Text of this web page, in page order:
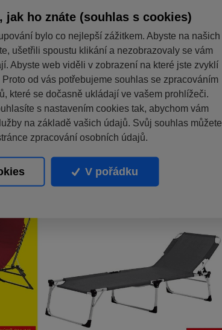
jak ho znáte (souhlas s cookies)
bylo co nejlepší zážitkem. Abyste na našich
ušetřili spoustu klikání a nezobrazovaly se vám
Abyste web viděli v zobrazení na které jste zvyklí
od vás potřebujeme souhlas se zpracováním
které se dočasně ukládají ve vašem prohlížeči.
s nastavením cookies tak, abychom vám
na základě vašich údajů. Svůj souhlas můžete
zpracování osobních údajů.
V pořádku